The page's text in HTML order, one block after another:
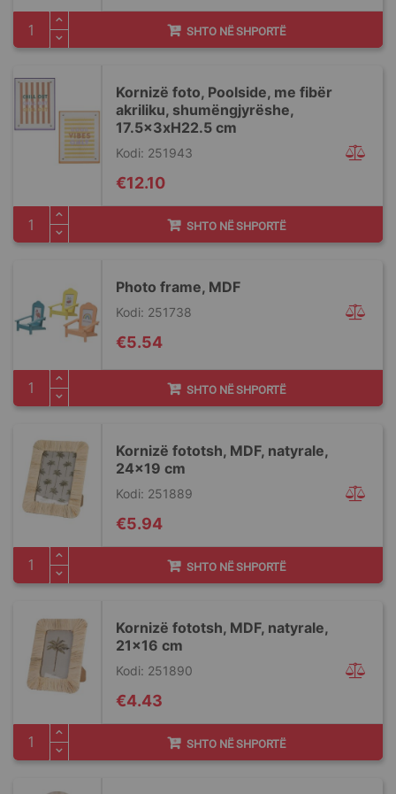
SHTO NË SHPORTË
Kornizë foto, Poolside, me fibër
akriliku, shumëngjyrëshe,
17.5x3xH22.5 cm
Kodi: 251943
€12.10
SHTO NË SHPORTË
Photo frame, MDF
Kodi: 251738
€5.54
SHTO NË SHPORTË
Kornizë fototsh, MDF, natyrale,
24x19 cm
Kodi: 251889
€5.94
SHTO NË SHPORTË
Kornizë fototsh, MDF, natyrale,
21x16 cm
Kodi: 251890
€4.43
SHTO NË SHPORTË